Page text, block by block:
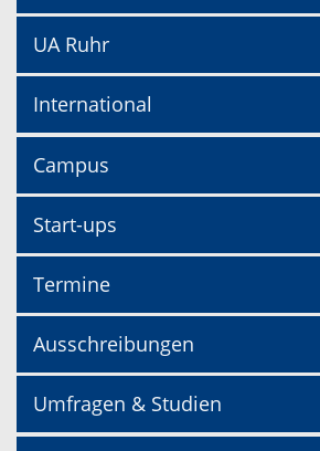
UA Ruhr
International
Campus
Start-ups
Termine
Ausschreibungen
Umfragen & Studien